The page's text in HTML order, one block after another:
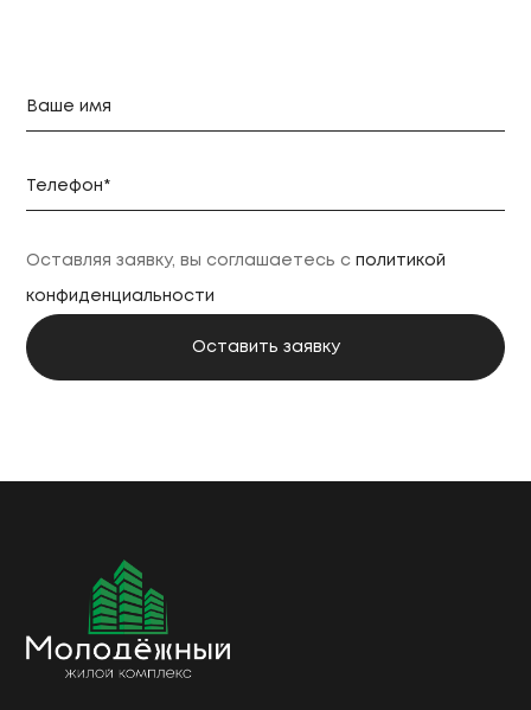
Оставляя заявку, вы соглашаетесь сполитикой
конфиденциальности